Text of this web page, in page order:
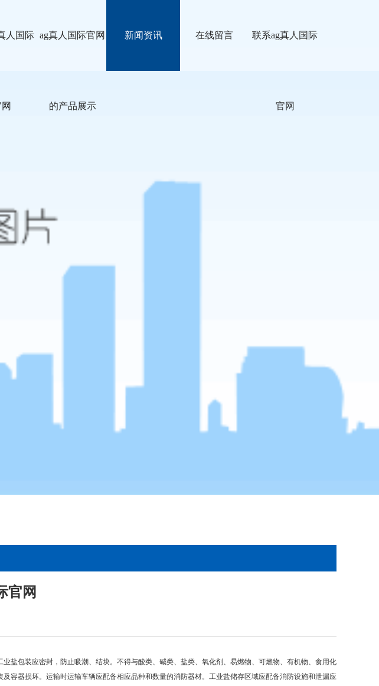
人国际 ag真人国际官网
的产品展示
新闻资讯 在线留言 联系ag真人国际
官网
官网
盐包装应密封，防止吸潮、结块。不得与酸类、碱类、盐类、氧化剂、易燃物、可燃物、有机物、食用化
容器损坏。运输时运输车辆应配备相应品种和数量的消防器材。工业盐储存区域应配备消防设施和泄漏应